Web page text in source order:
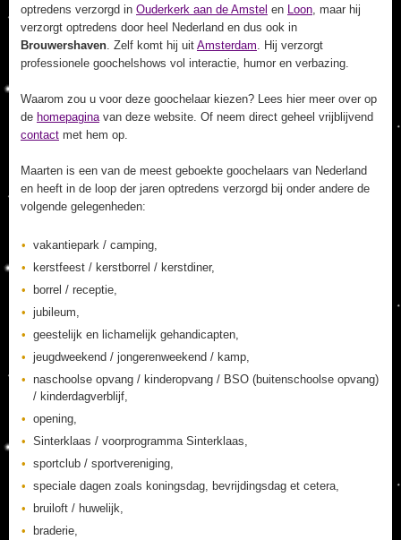
optredens verzorgd in Ouderkerk aan de Amstel en Loon, maar hij
verzorgt optredens door heel Nederland en dus ook in
Brouwershaven. Zelf komt hij uit Amsterdam. Hij verzorgt
professionele goochelshows vol interactie, humor en verbazing.
Waarom zou u voor deze goochelaar kiezen? Lees hier meer over op
de homepaginavan deze website. Of neem direct geheel vrijblijvend
contact met hem op.
Maarten is een van de meest geboekte goochelaars van Nederland
en heeft in de loop der jaren optredens verzorgd bij onder andere de
volgende gelegenheden:
vakantiepark / camping,
kerstfeest / kerstborrel / kerstdiner,
borrel / receptie,
jubileum,
geestelijk en lichamelijk gehandicapten,
jeugdweekend / jongerenweekend / kamp,
naschoolse opvang / kinderopvang / BSO (buitenschoolse opvang)
/ kinderdagverblijf,
opening,
Sinterklaas / voorprogramma Sinterklaas,
sportclub / sportvereniging,
speciale dagen zoals koningsdag, bevrijdingsdag et cetera,
bruiloft / huwelijk,
braderie,